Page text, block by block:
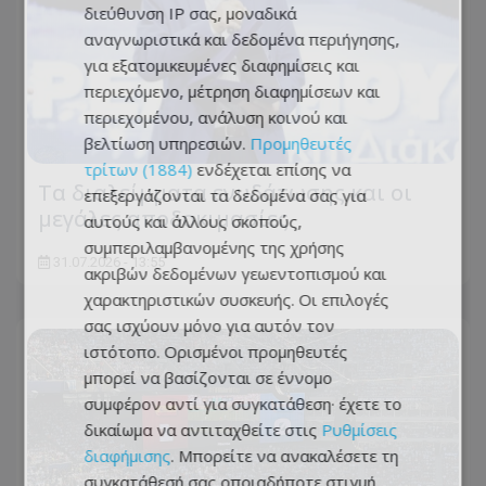
Τα διαλείμματα ενυδάτωσης και οι
μεγάλες αποδοκιμασίες
31.07.2026 - 13:55
διεύθυνση IP σας, μοναδικά
αναγνωριστικά και δεδομένα περιήγησης,
για εξατομικευμένες διαφημίσεις και
περιεχόμενο, μέτρηση διαφημίσεων και
περιεχομένου, ανάλυση κοινού και
βελτίωση υπηρεσιών. Προμηθευτές
τρίτων (1884) ενδέχεται επίσης να
επεξεργάζονται τα δεδομένα σας για
αυτούς και άλλους σκοπούς,
συμπεριλαμβανομένης της χρήσης
ακριβών δεδομένων γεωεντοπισμού και
χαρακτηριστικών συσκευής. Οι επιλογές
σας ισχύουν μόνο για αυτόν τον
ιστότοπο. Ορισμένοι προμηθευτές
μπορεί να βασίζονται σε έννομο
συμφέρον αντί για συγκατάθεση· έχετε το
δικαίωμα να αντιταχθείτε στις Ρυθμίσεις
διαφήμισης. Μπορείτε να ανακαλέσετε τη
συγκατάθεσή σας οποιαδήποτε στιγμή